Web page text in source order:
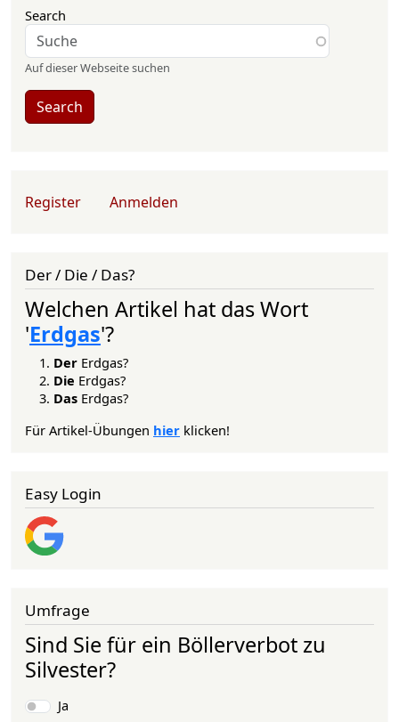
Search
Auf dieser Webseite suchen
Search
User account menu
Register Anmelden
Der / Die / Das?
Welchen Artikel hat das Wort
'Erdgas'?
Der Erdgas?
Die Erdgas?
Das Erdgas?
Für Artikel-Übungen hier klicken!
Easy Login
Umfrage
Sind Sie für ein Böllerverbot zu
Silvester?
Auswahlmöglichkeiten
Ja